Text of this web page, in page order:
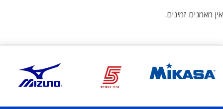
אין מאמנים זמינים.